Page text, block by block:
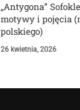
„Antygona”
motywy i pojęcia
polskiego)
26 kwietnia, 2026